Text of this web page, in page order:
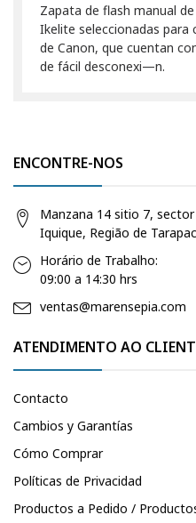
Zapata de flash manual
Ikelite seleccionadas para
de Canon, que cuentan
de fácil desconexi—n.
ENCONTRE-NOS
Manzana 14 sitio 7,
Iquique, Região de
Horário de Trabalho:
09:00 a 14:30 hrs
ventas@marensepia.com
ATENDIMENTO AO
Contacto
Cambios y Garantías
Cómo Comprar
Políticas de Privacidad
Productos a Pedido /